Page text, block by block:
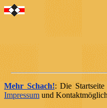
Mehr Schach!: Die
Impressum und